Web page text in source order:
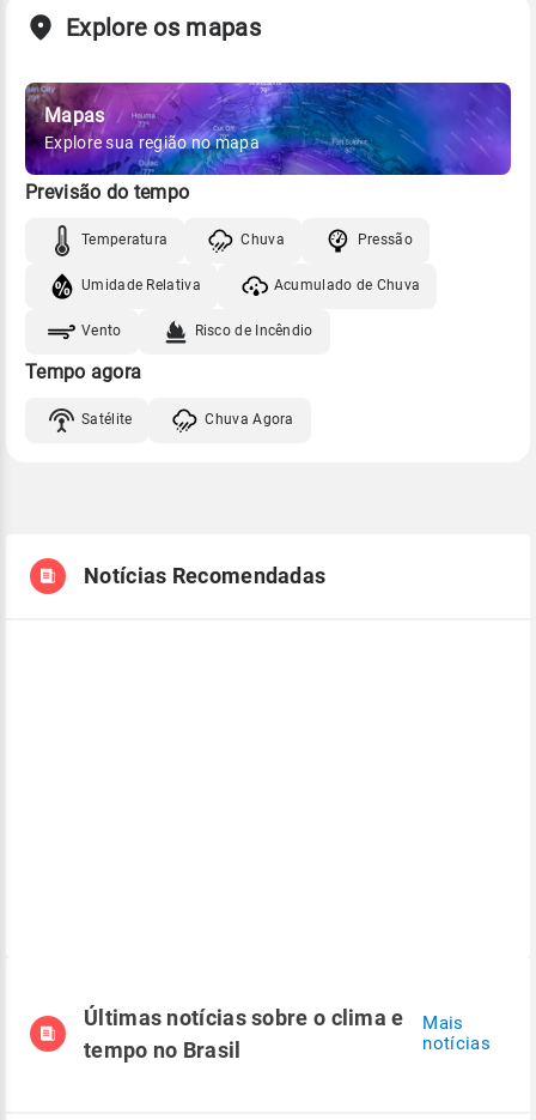
Explore os mapas
Mapas
Explore sua região no mapa
Previsão do tempo
Temperatura Chuva Pressão
Umidade Relativa Acumulado de Chuva
Vento Risco de Incêndio
Tempo agora
Satélite Chuva Agora
Notícias Recomendadas
Últimas notícias sobre o clima e
tempo no Brasil
Mais
notícias